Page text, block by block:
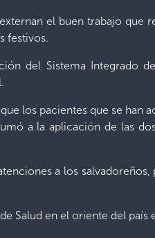
el buen trabajo que
festivos.
del Sistema Integrado
los pacientes que se han
a la aplicación de las
a los
Salud en el oriente del país